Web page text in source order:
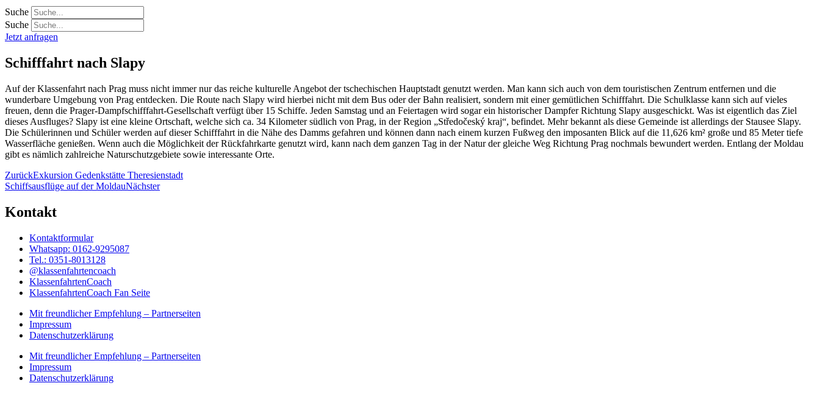
Suche
Suche
Jetzt anfragen
Schifffahrt nach Slapy
Auf der Klassenfahrt nach Prag muss nicht immer nur das reiche kulturelle Angebot der tschechischen Hauptstadt genutzt werden. Man kann sich auch von dem touristischen Zentrum entfernen und die
wunderbare Umgebung von Prag entdecken. Die Route nach Slapy wird hierbei nicht mit dem Bus oder der Bahn realisiert, sondern mit einer gemütlichen Schifffahrt. Die Schulklasse kann sich auf vieles
freuen, denn die Prager-Dampfschifffahrt-Gesellschaft verfügt über 15 Schiffe. Jeden Samstag und an Feiertagen wird sogar ein historischer Dampfer Richtung Slapy ausgeschickt. Was ist eigentlich das Ziel
dieses Ausfluges? Slapy ist eine kleine Ortschaft, welche sich ca. 34 Kilometer südlich von Prag, in der Region „Středočeský kraj“, befindet. Mehr bekannt als diese Gemeinde ist allerdings der Stausee Slapy.
Die Schülerinnen und Schüler werden auf dieser Schifffahrt in die Nähe des Damms gefahren und können dann nach einem kurzen Fußweg den imposanten Blick auf die 11,626 km² große und 85 Meter tiefe
Wasserfläche genießen. Wenn auch die Möglichkeit der Rückfahrkarte genutzt wird, kann nach dem ganzen Tag in der Natur der gleiche Weg Richtung Prag nochmals bewundert werden. Entlang der Moldau
gibt es nämlich zahlreiche Naturschutzgebiete sowie interessante Orte.
ZurückExkursion Gedenkstätte Theresienstadt
Schiffsausflüge auf der MoldauNächster
Kontakt
Kontaktformular
Whatsapp: 0162-9295087
Tel.: 0351-8013128
@klassenfahrtencoach
KlassenfahrtenCoach
KlassenfahrtenCoach Fan Seite
Mit freundlicher Empfehlung – Partnerseiten
Impressum
Datenschutzerklärung
Mit freundlicher Empfehlung – Partnerseiten
Impressum
Datenschutzerklärung